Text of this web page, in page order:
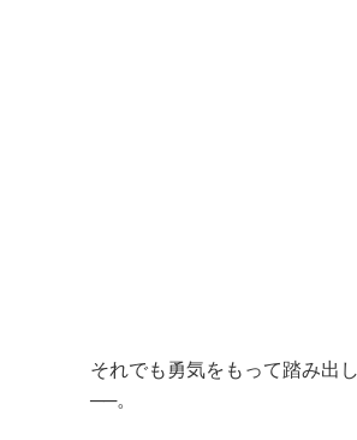
それでも勇気をもって踏み出
──。